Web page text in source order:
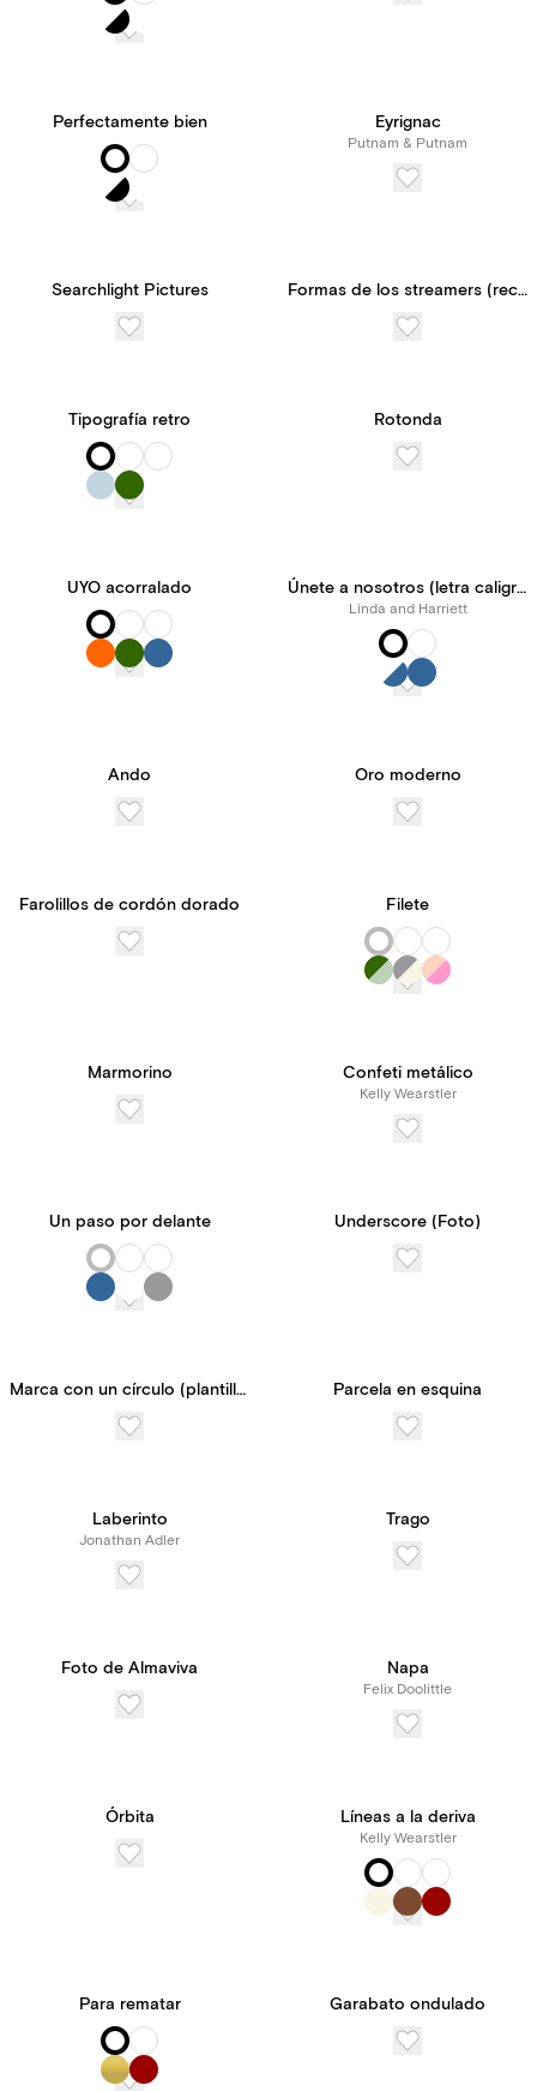
Perfectamente bien Eyrignac
Putnam & Putnam
Searchlight Pictures Formas de los streamers (recuadro)
Tipografía retro Rotonda
UYO acorralado Únete a nosotros (letra caligráfica en acuarela)
Linda and Harriett
Ando Oro moderno
Farolillos de cordón dorado Filete
Marmorino Confeti metálico
Kelly Wearstler
Un paso por delante Underscore (Foto)
Marca con un círculo (plantilla personalizable) Parcela en esquina
Laberinto
Jonathan Adler
Trago
Foto de Almaviva Napa
Felix Doolittle
Órbita Líneas a la deriva
Kelly Wearstler
Para rematar Garabato ondulado